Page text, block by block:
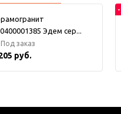
Эдем сер...
Под заказ
руб.